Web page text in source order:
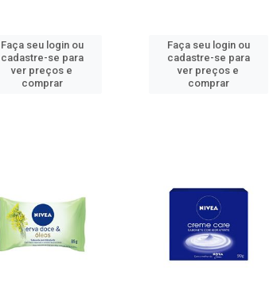
Faça seu login ou
cadastre-se para
ver preços e
comprar
Faça seu login ou
cadastre-se para
ver preços e
comprar